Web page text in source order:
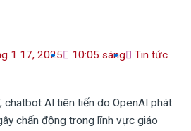
1 17, 2025 10:05 sáng Tin tức
chatbot AI tiên tiến do OpenAI phát
chấn động trong lĩnh vực giáo